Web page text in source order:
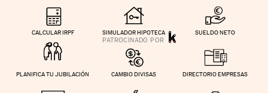
CALCULAR IRPF SIMULADOR HIPOTECA SUELDO NETO
PLANIFICA TU JUBILACIÓN CAMBIO DIVISAS DIRECTORIO EMPRESAS